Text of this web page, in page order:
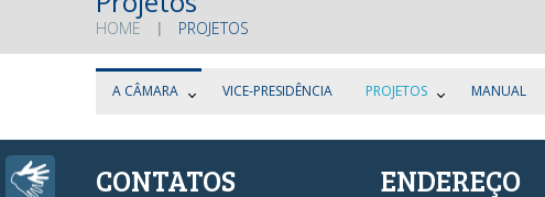
HOME PROJETOS
A CÂMARA VICE-PRESIDÊNCIA PROJETOS MANUAL
CONTATOS ENDEREÇO
Libras